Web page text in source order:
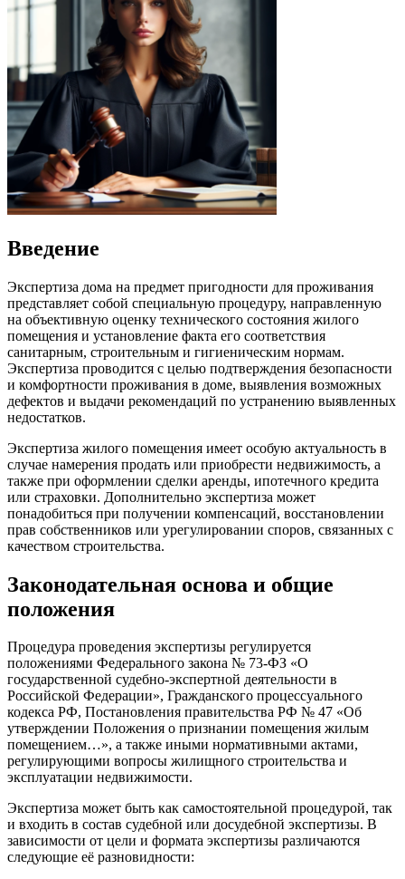
Введение
Экспертиза дома на предмет пригодности для проживания
представляет собой специальную процедуру, направленную
на объективную оценку технического состояния жилого
помещения и установление факта его соответствия
санитарным, строительным и гигиеническим нормам.
Экспертиза проводится с целью подтверждения безопасности
и комфортности проживания в доме, выявления возможных
дефектов и выдачи рекомендаций по устранению выявленных
недостатков.
Экспертиза жилого помещения имеет особую актуальность в
случае намерения продать или приобрести недвижимость, а
также при оформлении сделки аренды, ипотечного кредита
или страховки. Дополнительно экспертиза может
понадобиться при получении компенсаций, восстановлении
прав собственников или урегулировании споров, связанных с
качеством строительства.
Законодательная основа и общие
положения
Процедура проведения экспертизы регулируется
положениями Федерального закона № 73-ФЗ «О
государственной судебно-экспертной деятельности в
Российской Федерации», Гражданского процессуального
кодекса РФ, Постановления правительства РФ № 47 «Об
утверждении Положения о признании помещения жилым
помещением…», а также иными нормативными актами,
регулирующими вопросы жилищного строительства и
эксплуатации недвижимости.
Экспертиза может быть как самостоятельной процедурой, так
и входить в состав судебной или досудебной экспертизы. В
зависимости от цели и формата экспертизы различаются
следующие её разновидности: